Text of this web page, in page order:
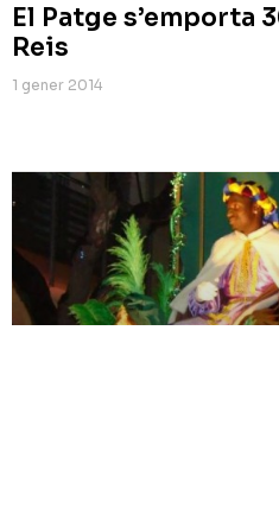
El Patge s’emporta
Reis
1 gener 2014